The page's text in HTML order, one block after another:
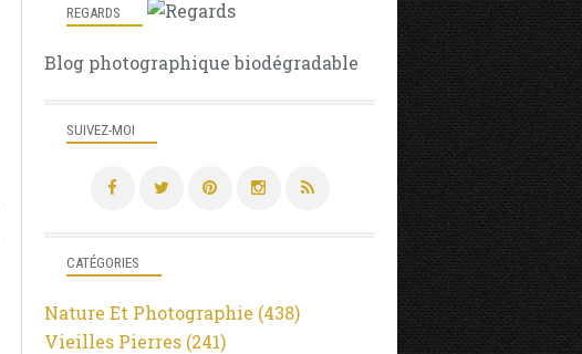
SUIVEZ-MOI
REGARDS
Blog photographique biodégradable
CATÉGORIES
Nature Et Photographie (438)
Vieilles Pierres (241)